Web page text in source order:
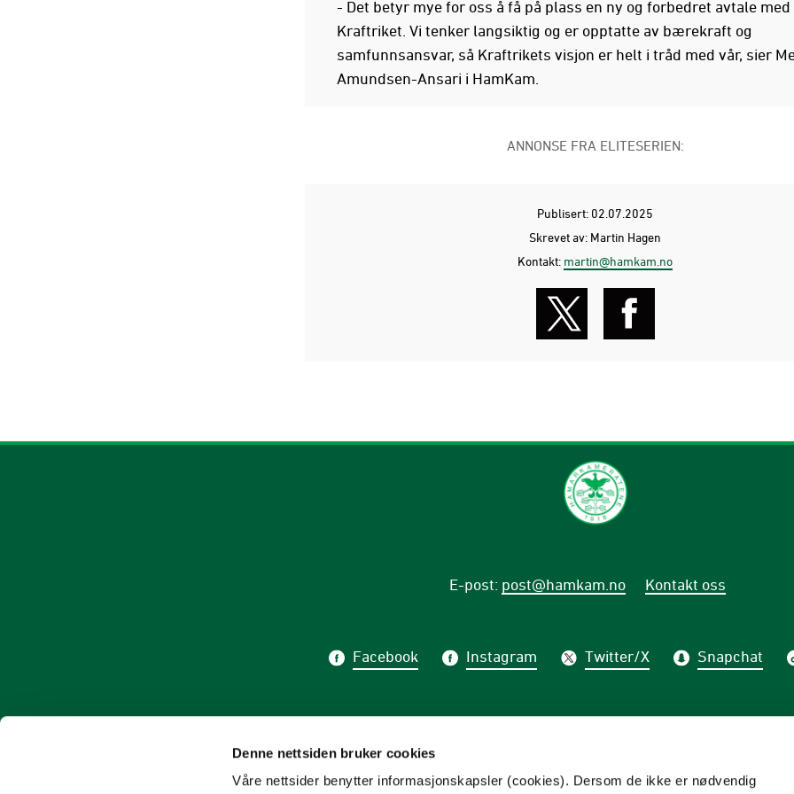
Denne nettsiden bruker cookies
Våre nettsider benytter informasjonskapsler (cookies). Dersom de ikke er nødvendig
- Det betyr mye for oss å få på plass en ny og forbedret avtale med
Kraftriket. Vi tenker langsiktig og er opptatte av bærekraft og
samfunnsansvar, så Kraftrikets visjon er helt i tråd med vår, sier
Amundsen-Ansari i HamKam.
ANNONSE FRA ELITESERIEN:
Publisert: 02.07.2025
Skrevet av: Martin Hagen
Kontakt: martin@hamkam.no
E-post: post@hamkam.no Kontakt oss
Facebook Instagram Twitter/X Snapchat
Abonner på nyhetsbrev fra HamKam